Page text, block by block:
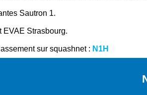
Sautron 1.
EVAE Strasbourg.
sur squashnet : N1H